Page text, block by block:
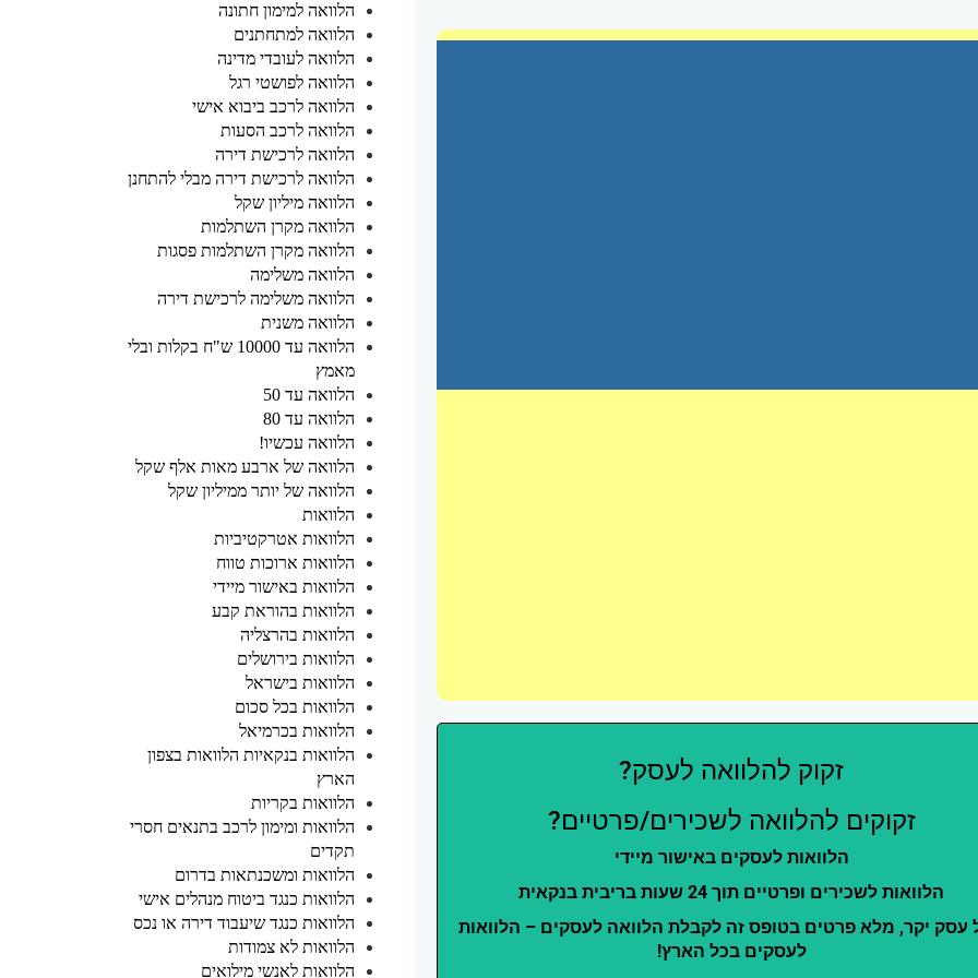
זקוק להלוואה לעסק?
זקוקים להלוואה לשכירים/פרטיים?
הלוואות לעסקים באישור מיידי
הלוואות לשכירים ופרטיים תוך 24 שעות בריבית בנקאית
עסק יקר, מלא פרטים בטופס זה לקבלת הלוואה לעסקים – הלוואות
לעסקים בכל הארץ!
הלוואה למימון חתונה
הלוואה למתחתנים
הלוואה לעובדי מדינה
הלוואה לפושטי רגל
הלוואה לרכב ביבוא אישי
הלוואה לרכב הסעות
הלוואה לרכישת דירה
הלוואה לרכישת דירה מבלי להתחנן
הלוואה מיליון שקל
הלוואה מקרן השתלמות
הלוואה מקרן השתלמות פסגות
הלוואה משלימה
הלוואה משלימה לרכישת דירה
הלוואה משנית
הלוואה עד 10000 ש"ח בקלות ובלי
מאמץ
הלוואה עד 50
הלוואה עד 80
הלוואה עכשיו!
הלוואה של ארבע מאות אלף שקל
הלוואה של יותר ממיליון שקל
הלוואות
הלוואות אטרקטיביות
הלוואות ארוכות טווח
הלוואות באישור מיידי
הלוואות בהוראת קבע
הלוואות בהרצליה
הלוואות בירושלים
הלוואות בישראל
הלוואות בכל סכום
הלוואות בכרמיאל
הלוואות בנקאיות הלוואות בצפון
הארץ
הלוואות בקריות
הלוואות ומימון לרכב בתנאים חסרי
תקדים
הלוואות ומשכנתאות בדרום
הלוואות כנגד ביטוח מנהלים אישי
הלוואות כנגד שיעבוד דירה או נכס
הלוואות לא צמודות
הלוואות לאנשי מילואים